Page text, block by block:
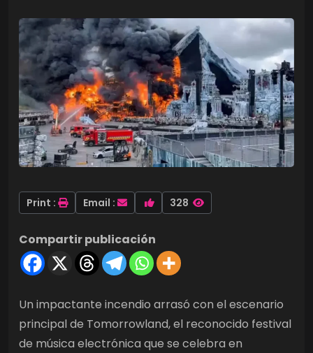
Print : Email : 328
Compartir publicación
Un impactante incendio arrasó con el escenario
principal de Tomorrowland, el reconocido festival
de música electrónica que se celebra en